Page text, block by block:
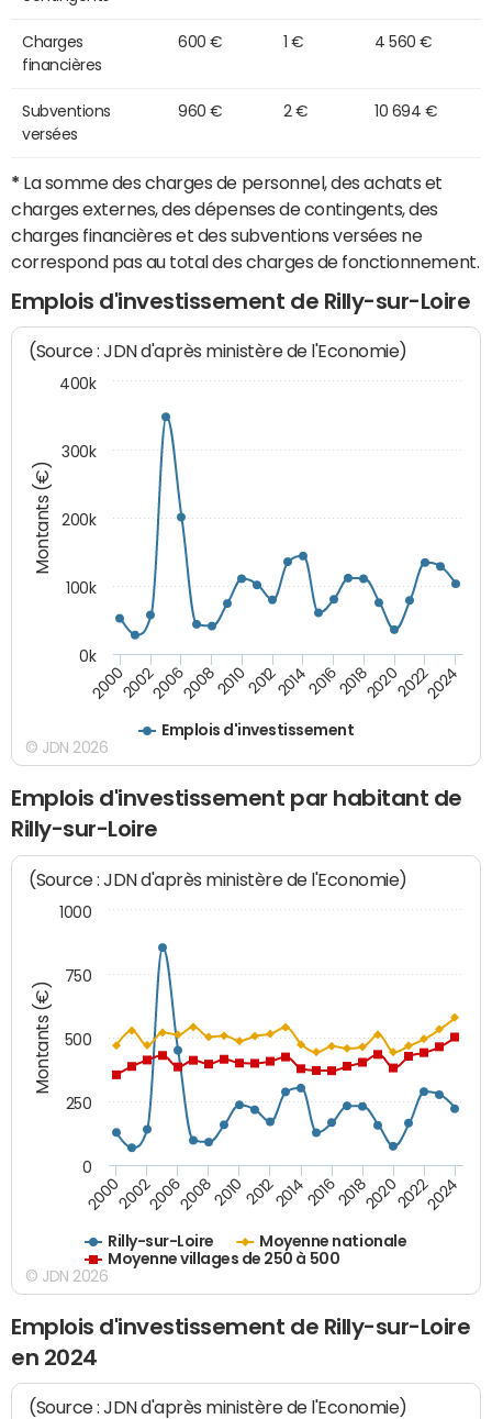
Charges
financières
600 € 1 € 4 560 €
Subventions
versées
960 € 2 € 10 694 €
* La somme des charges de personnel, des achats et
charges externes, des dépenses de contingents, des
charges financières et des subventions versées ne
correspond pas au total des charges de fonctionnement.
Emplois d'investissement de Rilly-sur-Loire
Montants (€)
(Source : JDN d'après ministère de l'Economie)
Emplois d'investissement
200020022006200820102012201420162018202020222024
0k
100k
200k
300k
400k
© JDN 2026
Emplois d'investissement par habitant de
Rilly-sur-Loire
Montants (€)
(Source : JDN d'après ministère de l'Economie)
Rilly-sur-Loire
Moyenne nationale
Moyenne villages de 250 à 500
200020022006200820102012201420162018202020222024
0
250
500
750
1000
© JDN 2026
Emplois d'investissement de Rilly-sur-Loire
en 2024
(Source : JDN d'après ministère de l'Economie)